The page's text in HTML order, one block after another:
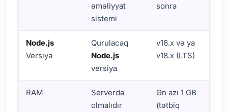
əməliyyat
sistemi
sonra
Node.js
Versiya
Qurulacaq
Node.js
versiya
v16.x və ya
v18.x (LTS)
RAM
Serverdə
olmalıdır
Ən azı 1 GB
(tətbiq